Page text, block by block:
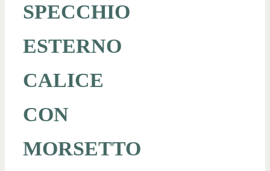
SPECCHIO
ESTERNO
CALICE
CON
MORSETTO